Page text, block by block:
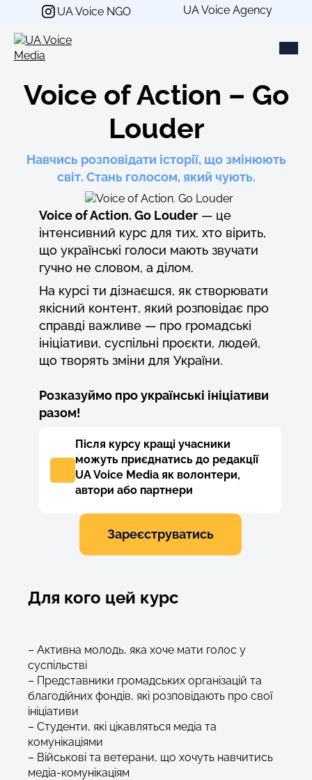
Перейти
вмісту
UA Voice NGO UA Voice Agency
Voice of Action – Go
Louder
Навчись розповідати історії, що змінюють
світ. Стань голосом, який чують.
Voice of Action. Go Louder — це
інтенсивний курс для тих, хто вірить,
що українські голоси мають звучати
гучно не словом, а ділом.
На курсі ти дізнаєшся, як створювати
якісний контент, який розповідає про
справді важливе — про громадські
ініціативи, суспільні проєкти, людей,
що творять зміни для України.
Розказуймо про українські ініціативи
разом!
Після курсу кращі учасники
можуть приєднатись до редакції
UA Voice Media як волонтери,
автори або партнери
Зареєструватись
Для кого цей курс
– Активна молодь, яка хоче мати голос у
суспільстві
– Представники громадських організацій та
благодійних фондів, які розповідають про свої
ініціативи
– Студенти, які цікавляться медіа та
комунікаціями
– Військові та ветерани, що хочуть навчитись
медіа-комунікаціям